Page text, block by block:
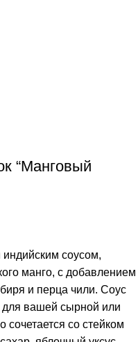
“Манговый
соусом,
манго, с добавлением
и перца чили. Соус
для вашей сырной или
со стейком